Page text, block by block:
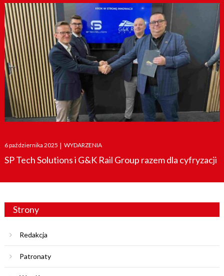
Posted
on
6 października 2025 | WYDARZENIA
SP Tech Solutions i G&K Rail Group razem dla cyfryzacji
Strony
Redakcja
Patronaty